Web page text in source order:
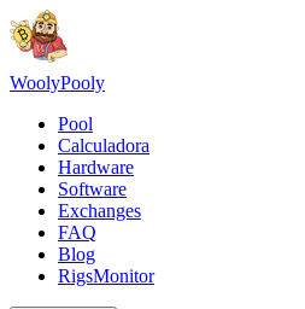
WoolyPooly
Pool
Calculadora
Hardware
Software
Exchanges
FAQ
Blog
RigsMonitor